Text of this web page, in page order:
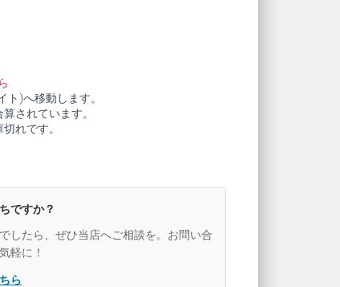
)へ移動します。
されています。
れです。
ですか？
したら、ぜひ当店へご相談を。お問い合
軽に！
ら